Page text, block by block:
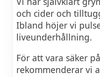
och cider och
Ibland höjer vi
liveunderhållning.
För att vara säker
rekommenderar vi